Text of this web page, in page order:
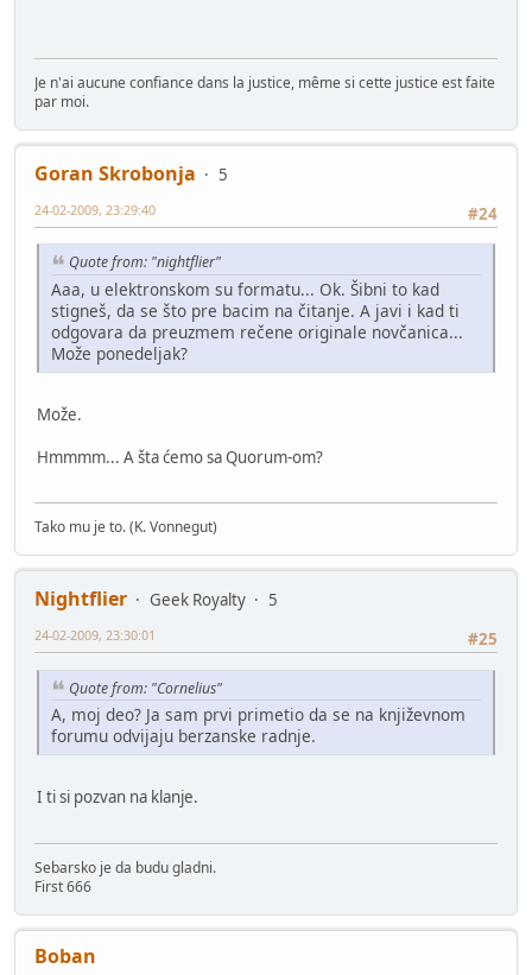
Je n'ai aucune confiance dans la justice, même si cette justice est faite
par moi.
Goran Skrobonja
5
#24
24-02-2009, 23:29:40
Quote from: "nightflier"
Aaa, u elektronskom su formatu... Ok. Šibni to kad
stigneš, da se što pre bacim na čitanje. A javi i kad ti
odgovara da preuzmem rečene originale novčanica...
Može ponedeljak?
Može.
Hmmmm... A šta ćemo sa Quorum-om?
Tako mu je to. (K. Vonnegut)
Nightflier Geek Royalty
5
#25
24-02-2009, 23:30:01
Quote from: "Cornelius"
A, moj deo? Ja sam prvi primetio da se na književnom
forumu odvijaju berzanske radnje.
I ti si pozvan na klanje.
Sebarsko je da budu gladni.
First 666
Boban